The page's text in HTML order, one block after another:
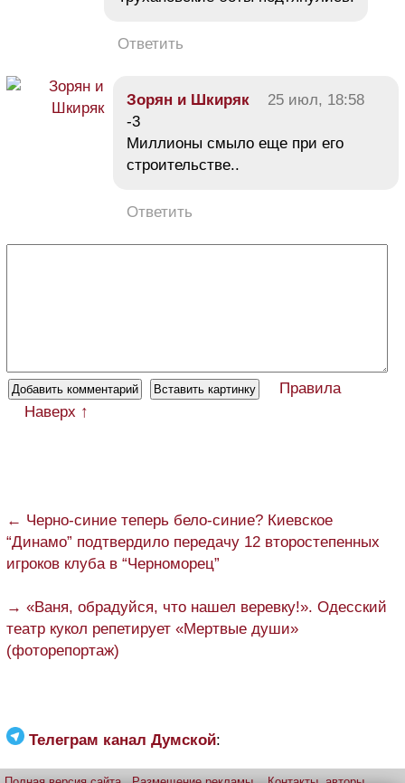
Ответить
Зорян и Шкиряк
25 июл, 18:58
-3
Миллионы смыло еще при его
строительстве..
Ответить
Правила
Наверх ↑
← Черно-синие теперь бело-синие? Киевское
“Динамо” подтвердило передачу 12 второстепенных
игроков клуба в “Черноморец”
→ «Ваня, обрадуйся, что нашел веревку!». Одесский
театр кукол репетирует «Мертвые души»
(фоторепортаж)
Телеграм канал Думской: